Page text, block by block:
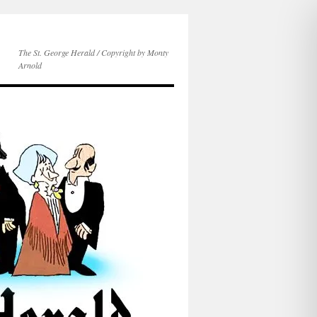
The St. George Herald / Copyright by Monty
Arnold